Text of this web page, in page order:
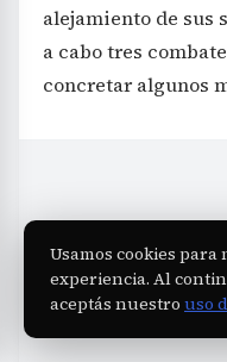
alejamiento de sus
a cabo tres
concretar algunos
Usamos cookies
experiencia. Al
aceptás nuestro uso